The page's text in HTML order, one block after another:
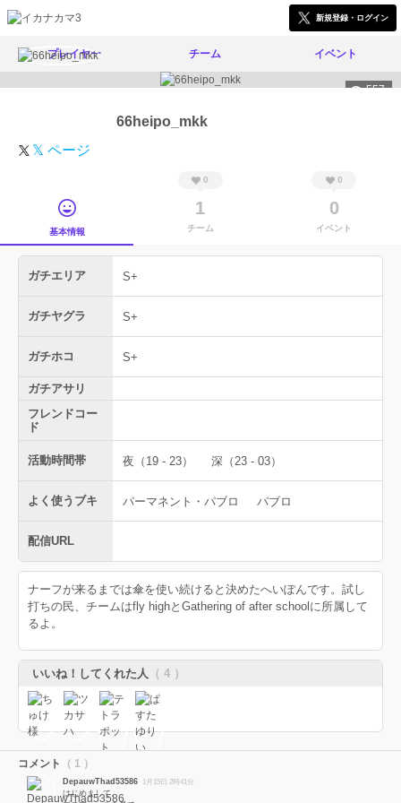
新規登録・ログイン
プレイヤー チーム イベント
557
66heipo_mkk
𝕏 ページ
基本情報
0
1
チーム
0
0
イベント
ガチエリア S+
ガチヤグラ S+
ガチホコ S+
ガチアサリ
フレンドコー
ド
活動時間帯 夜（19 - 23） 深（23 - 03）
よく使うブキ パーマネント・パブロ パブロ
配信URL
ナーフが来るまでは傘を使い続けると決めたへいぽんです。試し
打ちの民、チームはfly highとGathering of after schoolに所属して
るよ。
いいね！してくれた人 （ 4 ）
コメント （ 1 ）
DepauwThad53586 1月15日 2時41分
はじめまして。